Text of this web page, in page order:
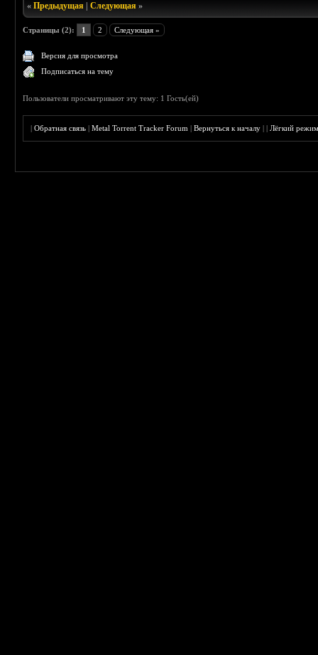
«Предыдущая |Следующая »
Страницы (2): 1 2 Следующая »
Версия для просмотра
Подписаться на тему
Пользователи просматривают эту тему: 1 Гость(ей)
|Обратная связь |Metal Torrent Tracker Forum |Вернуться к началу ||Лёгкий